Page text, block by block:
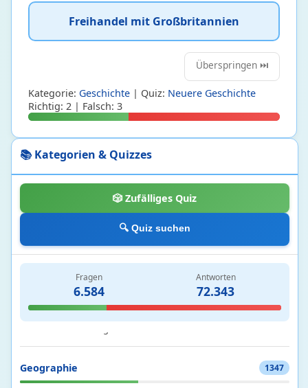
📚 Kategorien & Quizzes
🎲 Zufälliges Quiz
🔍 Quiz suchen
Fragen
6.584
Antworten
72.343
Biologie 24
1 • 7%
Zellbiologie und Genetik
Chemie 131
Chemische Elemente und Periodensystem
Chemische Reaktionen und Grundlagen 3 • 9%
Geographie 1347
Freihandel mit Großbritannien
Überspringen ⏭️
Kategorie: Geschichte | Quiz: Neuere Geschichte
Richtig: 2 | Falsch: 3